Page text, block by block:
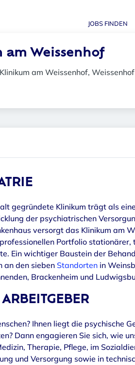
JOBS FINDEN
am Weissenhof
Klinikum am Weissenhof,
gegründete Klinikum trägt als
der psychiatrischen
versorgt das Klinikum am
Portfolio
Ein wichtiger Baustein der
an den sieben Standorten in
Brackenheim und
Ihnen liegt die psychische
Dann engagieren Sie sich, wie
Therapie, Pflege, im
und Versorgung sowie in